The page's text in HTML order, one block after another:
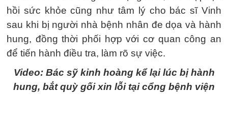
hồi sức khỏe cũng như tâm lý cho bác sĩ Vinh
sau khi bị người nhà bệnh nhân đe dọa và hành
hung, đồng thời phối hợp với cơ quan công an
để tiến hành điều tra, làm rõ sự việc.
Video: Bác sỹ kinh hoàng kể lại lúc bị hành
hung, bắt quỳ gối xin lỗi tại cổng bệnh viện